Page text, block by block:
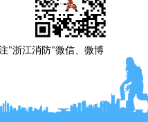
"浙江消防"微信、微博